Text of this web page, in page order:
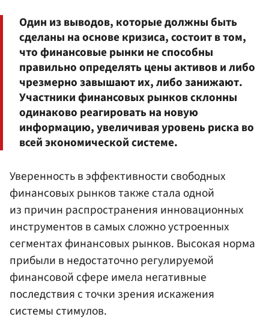
Один из выводов, которые должны быть
сделаны на основе кризиса, состоит в том,
что финансовые рынки не способны
правильно определять цены активов и либо
чрезмерно завышают их, либо занижают.
Участники финансовых рынков склонны
одинаково реагировать на новую
информацию, увеличивая уровень риска во
всей экономической системе.
Уверенность в эффективности свободных
финансовых рынков также стала одной
из причин распространения инновационных
инструментов в самых сложно устроенных
сегментах финансовых рынков. Высокая норма
прибыли в недостаточно регулируемой
финансовой сфере имела негативные
последствия с точки зрения искажения
системы стимулов.